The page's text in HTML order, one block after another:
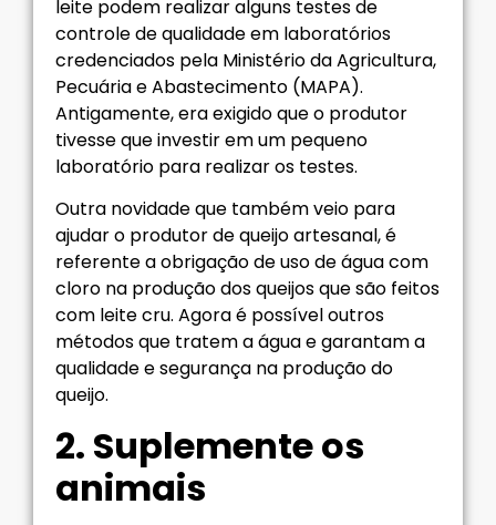
leite podem realizar alguns testes de
controle de qualidade em laboratórios
credenciados pela Ministério da Agricultura,
Pecuária e Abastecimento (MAPA).
Antigamente, era exigido que o produtor
tivesse que investir em um pequeno
laboratório para realizar os testes.
Outra novidade que também veio para
ajudar o produtor de queijo artesanal, é
referente a obrigação de uso de água com
cloro na produção dos queijos que são feitos
com leite cru. Agora é possível outros
métodos que tratem a água e garantam a
qualidade e segurança na produção do
queijo.
2. Suplemente os
animais